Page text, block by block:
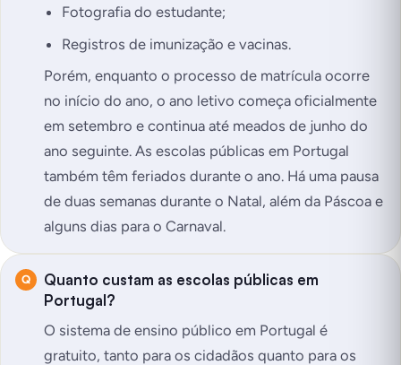
Fotografia do estudante;
Registros de imunização e vacinas.
Porém, enquanto o processo de matrícula ocorre
no início do ano, o ano letivo começa oficialmente
em setembro e continua até meados de junho do
ano seguinte. As escolas públicas em Portugal
também têm feriados durante o ano. Há uma pausa
de duas semanas durante o Natal, além da Páscoa e
alguns dias para o Carnaval.
Quanto custam as escolas públicas em
Portugal?
O sistema de ensino público em Portugal é
gratuito, tanto para os cidadãos quanto para os